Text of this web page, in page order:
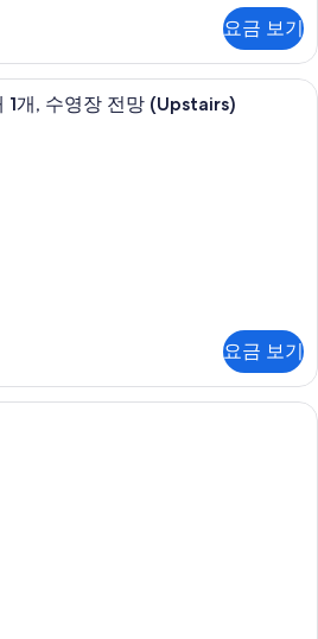
요금 보기
고급 침구, 객실 내 금고, 다리미/다리
1개, 수영장 전망 (Upstairs)
요금 보기
고급 침구, 객실 내 금고, 다리미/다리